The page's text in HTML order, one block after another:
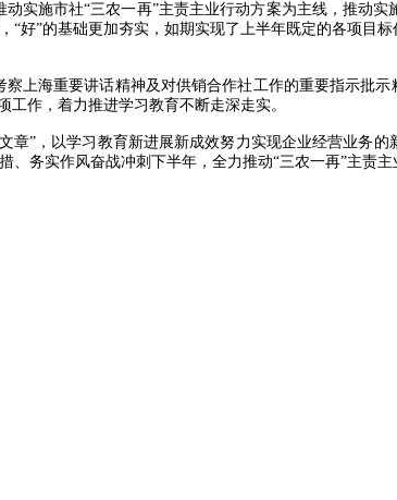
施市社“三农一再”主责主业行动方案为主线，推动实
“好”的基础更加夯实，如期实现了上半年既定的各项
上海重要讲话精神及对供销合作社工作的重要指示批
作，着力推进学习教育不断走深走实。
”，以学习教育新进展新成效努力实现企业经营业务
务实作风奋战冲刺下半年，全力推动“三农一再”主责